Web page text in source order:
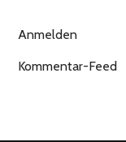
Anmelden
Kommentar-Feed